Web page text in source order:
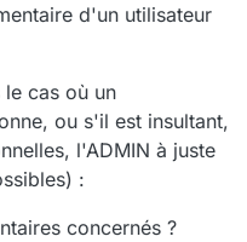
d'un utilisateur
cas où un
ou s'il est insultant,
l'ADMIN à juste
:
concernés ?